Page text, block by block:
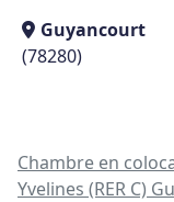
Guyancourt
(78280)
Chambre en
Yvelines (RER C)